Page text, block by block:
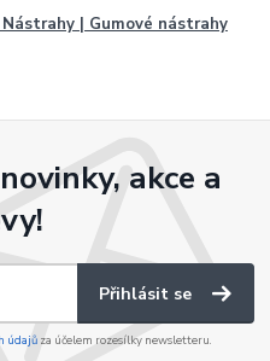
| Gumové nástrahy
akce a
Přihlásit se
údajůza účelem rozesílky newsletteru.